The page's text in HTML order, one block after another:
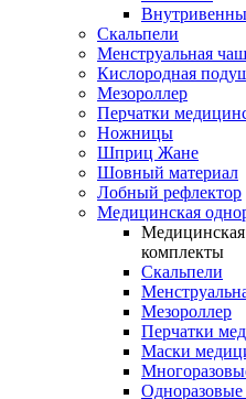
Скальпели
Менструальная
Кислородная
Мезороллер
Перчатки
Ножницы
Шприц Жане
Шовный материал
Лобный рефлектор
Медицинская
Медицинская
комплекты
Скальпели
Мезороллер
Перчатки
Маски